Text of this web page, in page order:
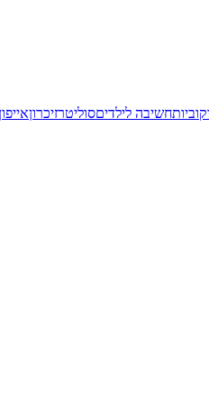
קוביותחשיבה לילדיםסוליטרזיכרון